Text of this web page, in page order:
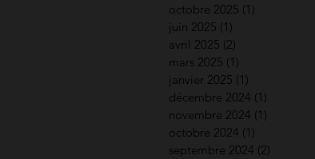
octobre 2025 (1)
juin 2025 (1)
avril 2025 (2)
mars 2025 (1)
janvier 2025 (1)
décembre 2024 (1)
novembre 2024 (1)
octobre 2024 (1)
septembre 2024 (2)